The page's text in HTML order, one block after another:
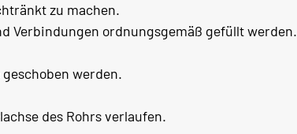
zu machen.
Verbindungen ordnungsgemäß gefüllt werden.
werden.
des Rohrs verlaufen.